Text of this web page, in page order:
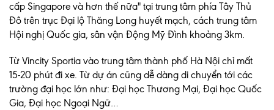
cấp Singapore và hơn thế nữa" tại trung tâm phía Tây Thủ
Đô trên trục Đại lộ Thăng Long huyết mạch, cách trung tâm
Hội nghị Quốc gia, sân vận Động Mỹ Đình khoảng 3km.
Từ Vincity Sportia vào trung tâm thành phố Hà Nội chỉ mất
15-20 phút đi xe. Từ dự án cũng dễ dàng di chuyển tới các
trường đại học lớn như: Đại học Thương Mại, Đại học Quốc
Gia, Đại học Ngoại Ngữ…